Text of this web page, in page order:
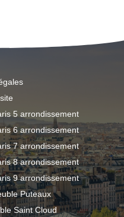
5 arrondissement
6 arrondissement
7 arrondissement
8 arrondissement
9 arrondissement
Puteaux
Saint Cloud